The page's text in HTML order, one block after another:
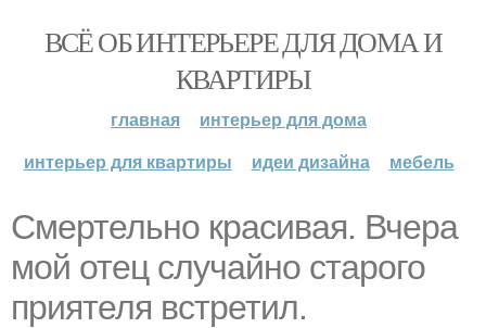
ВСЁ ОБ ИНТЕРЬЕРЕ ДЛЯ ДОМА И
КВАРТИРЫ
главная
интерьер для дома
интерьер для квартиры
идеи дизайна мебель
Смертельно красивая. Вчера
мой отец случайно старого
приятеля встретил.